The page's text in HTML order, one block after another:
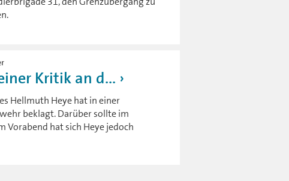
Kritik an d...
Hellmuth Heye hat in einer
beklagt. Darüber sollte im
Vorabend hat sich Heye jedoch